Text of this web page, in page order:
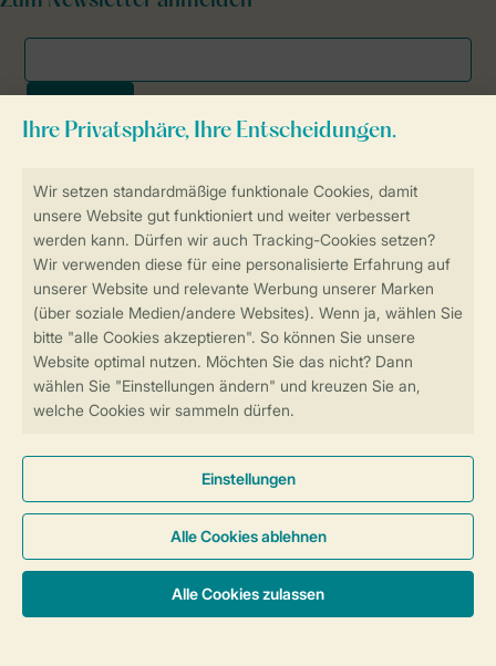
Sicherstellung Deiner Privatsphäre
Sicher und schnell zur Online-Buchung
SSL-Verschlüsselung
Sichere Datenübertragung
Sicheres Bezahlen
Allgemeine Bedingungen Impressum
Datenschutz